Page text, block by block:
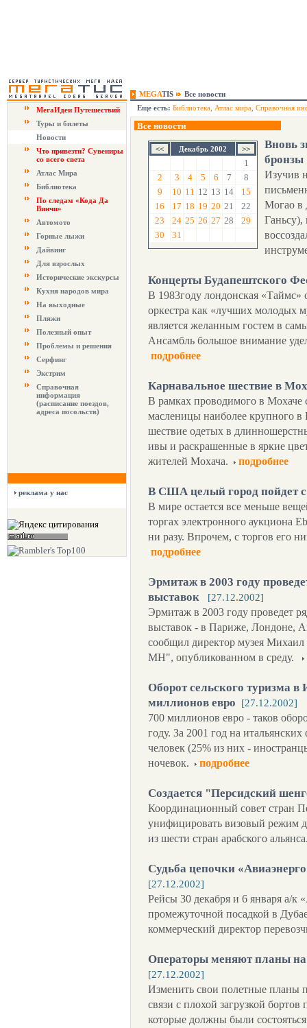
MEGATIS
Все новости
МегаИдеи Путешествий
Туры и билеты
Новости
Что привезти? Сувениры
со всего света
Атлас Мира
Библиотека
По следам «Кода Да
Винчи»
Автомото
Горные лыжи
Дайвинг
Для взрослых
Исторические экскурсы
Кухня народов мира
На выходные
Пляжи
Полезный опыт
Проблемы и решения
Серфинг
Экстрим
Справочная
информация
(расписание поездов,
адреса посольств)
реклама у нас
Еще есть: Библиотека Атлас мира Справочная
Все новости
Декабрь 2002
1
2
3 4 5 6 7
8
9
10 11 12 13 14
15
16
17 18 19 20 21
22
23
24 25 26 27 28
29
30
31
Вновь
бронзы
Изучив
Могао в
Концерты Будапештского
В 1983году лондонская «Таймс»
оркестра как «лучших молодых
является желанным гостем в
Ансамбль большое внимание
подробнее
Карнавальное шествие в
В рамках проводимого в Мохаче
масленицы наиболее крупного
шествие одетых в
ивы и раскрашенные в яркие
жителей Мохача.
подробнее
В США целый город пойдет
В мире остается все меньше
торгах электронного аукциона
ни разу. Впрочем, с торгов его
подробнее
Эрмитаж в 2003 году
выставок
[27.12.2002]
Эрмитаж в 2003 году проведет
выставок - в Париже, Лондоне,
сообщил директор музея
МН", опубликованном в среду.
Оборот сельского туризма в
миллионов евро
[27.12.2002]
700 миллионов евро - таков
году. За 2001 год на
человек (25% из них -
ночевок.
подробнее
Создается "Персидский
Координационный совет стран
унифицировать визовый режим
из шести стран арабского
Судьба цепочки
[27.12.2002]
Рейсы 30 декабря и 6 января а/
промежуточной посадкой в
коммерческий директор
Операторы меняют планы
[27.12.2002]
Изменить свои полетные планы
связи с плохой загрузкой
которые должны были